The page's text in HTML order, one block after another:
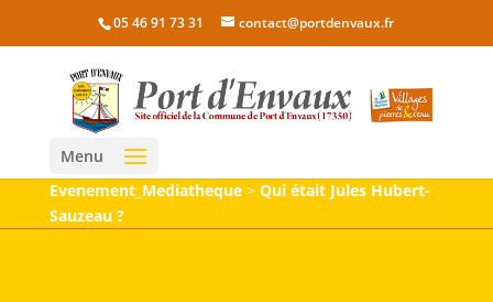
05 46 91 73 31 contact@portdenvaux.fr
Menu
Evenement_Mediatheque> Qui était Jules Hubert-
Sauzeau ?